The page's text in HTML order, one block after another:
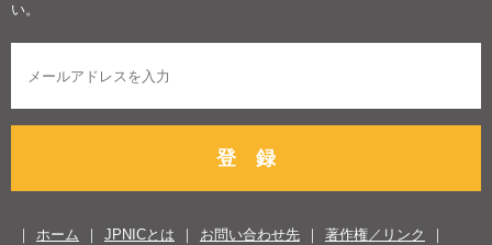
い。
登 録
ホーム JPNICとは お問い合わせ先
著作権／リンク